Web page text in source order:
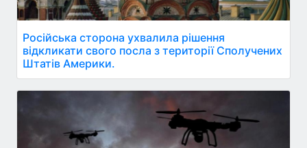
Російська сторона ухвалила рішення
відкликати свого посла з території Сполучених
Штатів Америки.